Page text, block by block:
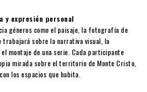
y expresión personal
géneros como el paisaje, la fotografía de
trabajará sobre la narrativa visual, la
montaje de una serie. Cada participante
mirada sobre el territorio de Monte Cristo,
los espacios que habita.